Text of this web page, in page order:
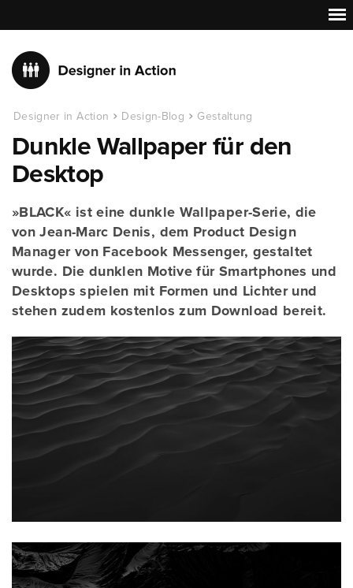
Designer in Action Design-Blog Gestaltung
Dunkle Wallpaper für den
Desktop
»BLACK« ist eine dunkle Wallpaper-Serie, die
von Jean-Marc Denis, dem Product Design
Manager von Facebook Messenger, gestaltet
wurde. Die dunklen Motive für Smartphones und
Desktops spielen mit Formen und Lichter und
stehen zudem kostenlos zum Download bereit.